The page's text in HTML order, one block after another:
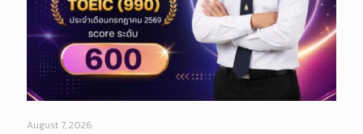
August 7, 2026